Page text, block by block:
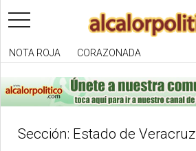
toggle
navigation
NOTA ROJA CORAZONADA
Sección: Estado de Veracruz